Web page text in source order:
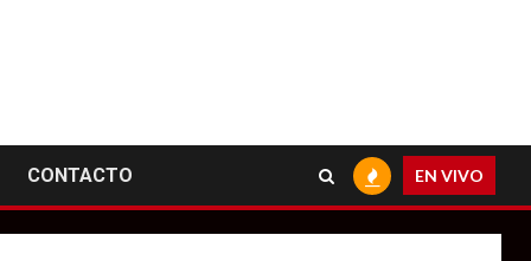
CONTACTO EN VIVO